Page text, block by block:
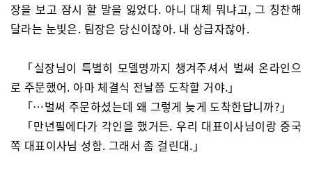
장을 보고 잠시 할 말을 잃었다. 아니 대체 뭐냐고, 그 칭찬해
달라는 눈빛은. 팀장은 당신이잖아. 내 상급자잖아.
「실장님이 특별히 모델명까지 챙겨주셔서 벌써 온라인으
로 주문했어. 아마 체결식 전날쯤 도착할 거야.」
「…벌써 주문하셨는데 왜 그렇게 늦게 도착한답니까?」
「만년필에다가 각인을 했거든. 우리 대표이사님이랑 중국
쪽 대표이사님 성함. 그래서 좀 걸린대.」